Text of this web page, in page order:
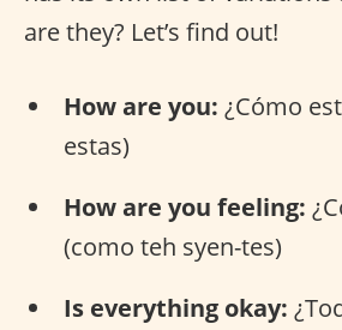
are they? Let’s find out!
How are you: ¿Cómo
estas)
How are you feeling:
(como teh syen-tes)
Is everything okay: